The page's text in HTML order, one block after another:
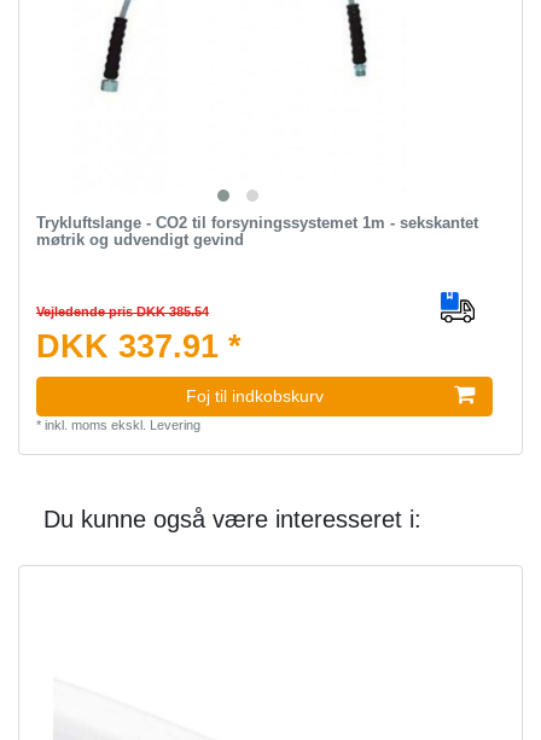
Trykluftslange - CO2 til forsyningssystemet 1m - sekskantet
møtrik og udvendigt gevind
Vejledende pris DKK 385.54
DKK 337.91 *
Foj til indkobskurv
* inkl. moms ekskl. Levering
Du kunne også være interesseret i: